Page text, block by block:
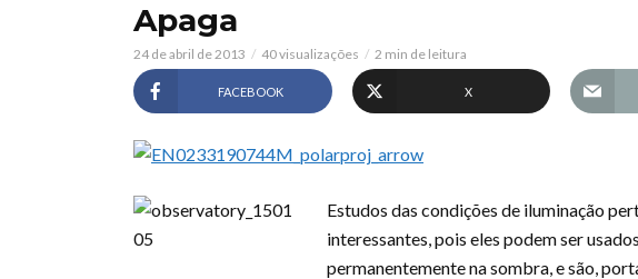
Apaga
24 de abril de 2013 40 visualizações 2 min de leitura
FACEBOOK X
Estudos das condições de iluminação
interessantes, pois eles podem ser
permanentemente na sombra, e são,